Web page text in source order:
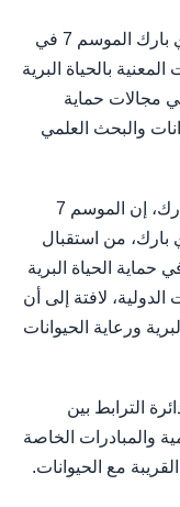
دبي في 22 يونيو/ وام/ اختتمت دبي سفاري بارك الموسم 7 في
بالحياة البرية
مجالات حماية
والبحث العلمي
وقالت منى الهاجري مديرة دبي سفاري بارك، إن الموسم 7
من استقبال
حماية الحياة البرية
لافتة إلى أن
ورعاية الحيوانات
الترابط بين
والمبادرات الخاصة
مع الحيوانات.